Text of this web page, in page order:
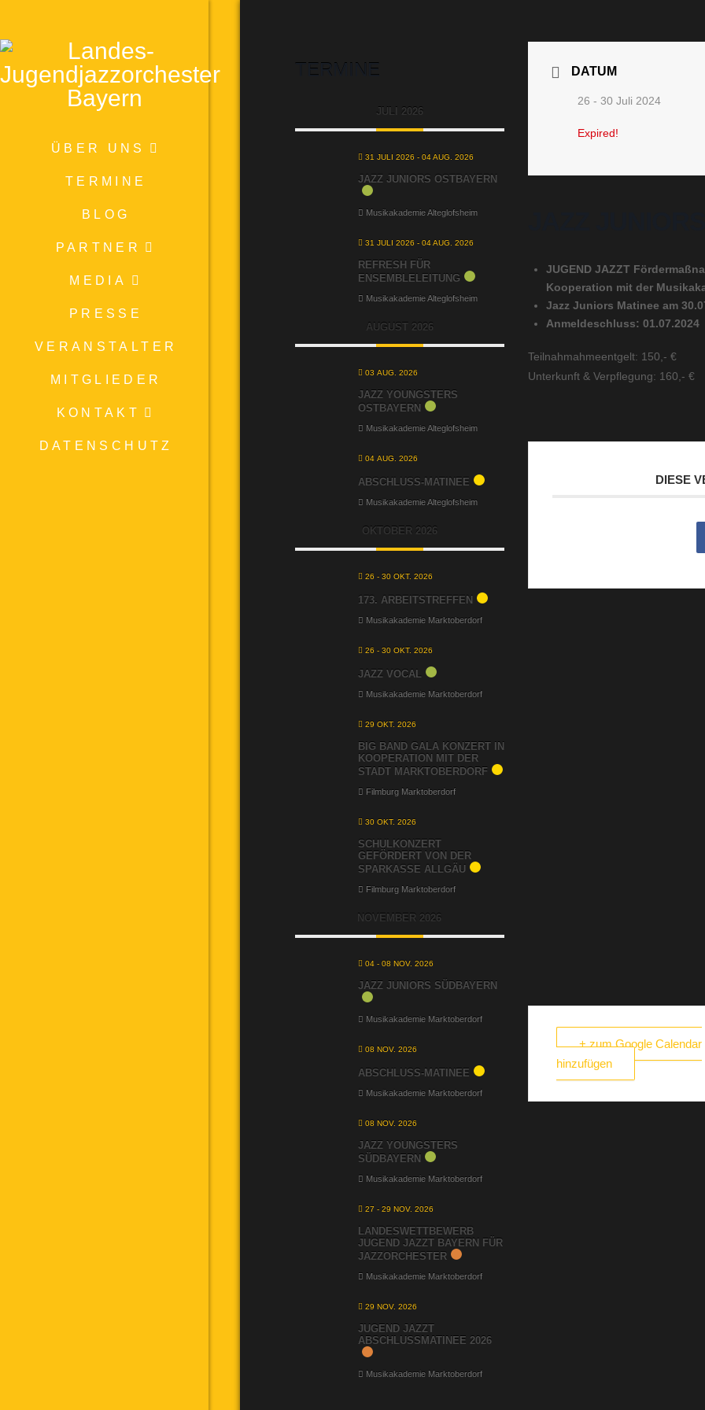
ÜBER UNS
TERMINE
BLOG
PARTNER
MEDIA
PRESSE
VERANSTALTER
MITGLIEDER
KONTAKT
DATENSCHUTZ
TERMINE
JULI 2026
31 JULI 2026 - 04 AUG. 2026
JAZZ JUNIORS OSTBAYERN
Musikakademie Alteglofsheim
31 JULI 2026 - 04 AUG. 2026
REFRESH FÜR
ENSEMBLELEITUNG
Musikakademie Alteglofsheim
AUGUST 2026
03 AUG. 2026
JAZZ YOUNGSTERS
OSTBAYERN
Musikakademie Alteglofsheim
04 AUG. 2026
ABSCHLUSS-MATINEE
Musikakademie Alteglofsheim
OKTOBER 2026
26 - 30 OKT. 2026
173. ARBEITSTREFFEN
Musikakademie Marktoberdorf
26 - 30 OKT. 2026
JAZZ VOCAL
Musikakademie Marktoberdorf
29 OKT. 2026
BIG BAND GALA KONZERT IN
KOOPERATION MIT DER
STADT MARKTOBERDORF
Filmburg Marktoberdorf
30 OKT. 2026
SCHULKONZERT
GEFÖRDERT VON DER
SPARKASSE ALLGÄU
Filmburg Marktoberdorf
NOVEMBER 2026
04 - 08 NOV. 2026
JAZZ JUNIORS SÜDBAYERN
Musikakademie Marktoberdorf
08 NOV. 2026
ABSCHLUSS-MATINEE
Musikakademie Marktoberdorf
08 NOV. 2026
JAZZ YOUNGSTERS
SÜDBAYERN
Musikakademie Marktoberdorf
27 - 29 NOV. 2026
LANDESWETTBEWERB
JUGEND JAZZT BAYERN FÜR
JAZZORCHESTER
Musikakademie Marktoberdorf
29 NOV. 2026
JUGEND JAZZT
ABSCHLUSSMATINEE 2026
Musikakademie Marktoberdorf
DATUM
26 - 30 Juli 2024
Expired!
JUGEND JAZZT
Kooperation mit der
Jazz Juniors Matinee am
Anmeldeschluss: 01.07.2024
Teilnahmahmeentgelt: 150,- €
Unterkunft & Verpflegung: 160,- €
DIESE
+ zum Google Calendar
hinzufügen